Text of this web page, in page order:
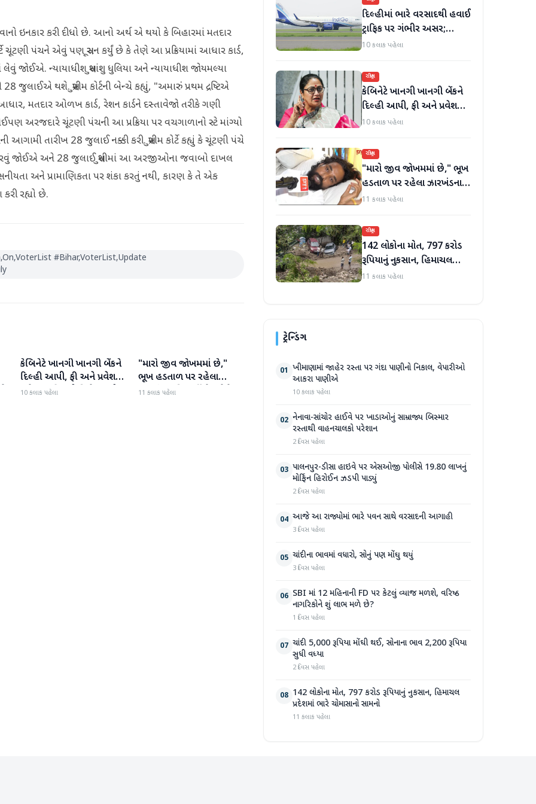
ઇનકાર કરી દીધો છે. આનો અર્થ એ થયો કે બિહારમાં મતદાર
ચૂંટણી પંચને એવું પણ સૂચન કર્યું છે કે તેણે આ પ્રક્રિયામાં આધાર કાર્ડ,
જોઈએ. ન્યાયાધીશ સુધાંશુ ધુલિયા અને ન્યાયાધીશ જોયમલ્યા
જુલાઈએ થશે. સુપ્રીમ કોર્ટની બેન્ચે કહ્યું, "અમારું પ્રથમ દ્રષ્ટિએ
મતદાર ઓળખ કાર્ડ, રેશન કાર્ડને દસ્તાવેજો તરીકે ગણી
અરજદારે ચૂંટણી પંચની આ પ્રક્રિયા પર વચગાળાનો સ્ટે માંગ્યો
તારીખ 28 જુલાઈ નક્કી કરી. સુપ્રીમ કોર્ટે કહ્યું કે ચૂંટણી પંચે
જોઈએ અને 28 જુલાઈ સુધીમાં આ અરજીઓના જવાબો દાખલ
અને પ્રામાણિકતા પર શંકા કરતું નથી, કારણ કે તે એક
રહ્યો છે.
#Bihar‚VoterList‚Update
રાષ્ટ્રીય
કેબિનેટે ખાનગી ખાનગી બેંકને
દિલ્હી આપી, ફી અને પ્રવેશ
માટે નવા નિયમો વિશે જાણો
10 કલાક પહેલા
રાષ્ટ્રીય
"મારો જીવ જોખમમાં છે,"
ભૂખ હડતાળ પર રહેલા
ઝારખંડના વિદ્યાર્થી નેતા દેવેન્દ્ર
11 કલાક પહેલા
દિલ્હીમાં ભારે વરસાદથી હવાઈ
ટ્રાફિક પર ગંભીર અસર;
ઈન્ડિગોએ મુસાફરો માટે
10 કલાક પહેલા
રાષ્ટ્રીય
કેબિનેટે ખાનગી ખાનગી બેંકને
દિલ્હી આપી, ફી અને પ્રવેશ
માટે નવા નિયમો વિશે જાણો
10 કલાક પહેલા
રાષ્ટ્રીય
"મારો જીવ જોખમમાં છે," ભૂખ
હડતાળ પર રહેલા ઝારખંડના
વિદ્યાર્થી નેતા દેવેન્દ્ર નાથ
11 કલાક પહેલા
રાષ્ટ્રીય
142 લોકોના મોત, 797 કરોડ
રૂપિયાનું નુકસાન, હિમાચલ
પ્રદેશમાં ભારે ચોમાસાનો સામનો
11 કલાક પહેલા
ટ્રેન્ડિંગ
01 ખીમાણામાં જાહેર રસ્તા પર ગંદા પાણીનો નિકાલ, વેપારીઓ
આકરા પાણીએ
10 કલાક પહેલા
02 નેનાવા-સાંચોર હાઈવે પર ખાડાઓનું સામ્રાજ્ય બિસ્માર
રસ્તાથી વાહનચાલકો પરેશાન
2 દિવસ પહેલા
03 પાલનપુર-ડીસા હાઇવે પર એસઓજી પોલીસે 19.80 લાખનું
મોર્ફિન હિરોઈન ઝડપી પાડ્યું
2 દિવસ પહેલા
04 આજે આ રાજ્યોમાં ભારે પવન સાથે વરસાદની આગાહી
3 દિવસ પહેલા
05 ચાંદીના ભાવમાં વધારો, સોનું પણ મોંઘુ થયું
3 દિવસ પહેલા
06 SBI માં 12 મહિનાની FD પર કેટલું વ્યાજ મળશે, વરિષ્ઠ
નાગરિકોને શું લાભ મળે છે?
1 દિવસ પહેલા
07 ચાંદી 5,000 રૂપિયા મોંઘી થઈ, સોનાના ભાવ 2,200 રૂપિયા
સુધી વધ્યા
2 દિવસ પહેલા
08 142 લોકોના મોત, 797 કરોડ રૂપિયાનું નુકસાન, હિમાચલ
પ્રદેશમાં ભારે ચોમાસાનો સામનો
11 કલાક પહેલા